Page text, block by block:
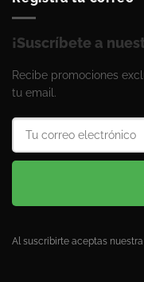
¡Suscríbete a
Recibe promociones
tu email.
Al suscribirte aceptas